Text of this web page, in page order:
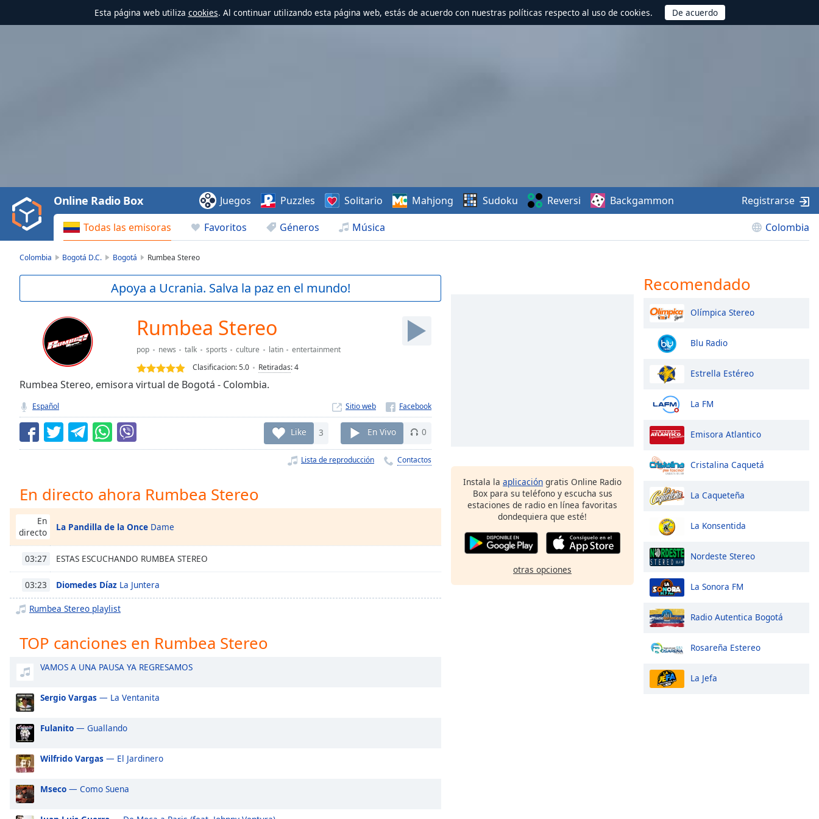
Esta página web utiliza cookies. Al continuar utilizando esta página web, estás de acuerdo con nuestras políticas respecto al uso de cookies.
Video
Play
Backward
Skip
Current
TypeLIVE
live,
currently
behind
LIVE
Remaining
Playback
Chapters
Descriptions
selected
Subtitles
subtitles
settings
subtitles
settings
dialog
subtitles
off
selected
Todas las emisoras Favoritos Géneros Música Colombia
Online Radio Box Juegos Puzzles Solitario Mahjong Sudoku Reversi Backgammon Registrarse
Colombia Bogotá D.C. Bogotá Rumbea Stereo
Apoya a Ucrania. Salva la paz en el mundo!
Rumbea Stereo
pop news talk sports culture latin
entertainment
Clasificacion:5.0 Retiradas:4
Rumbea Stereo, emisora virtual de Bogotá - Colombia.
Español Sitio web
Like 3 En Vivo 0
Lista de reproducción Contactos
En directo ahora Rumbea Stereo
En
directo
La Pandilla de la Once Dame
03:27 ESTAS ESCUCHANDO RUMBEA STEREO
03:23 Diomedes Díaz La Juntera
Rumbea Stereo playlist
TOP canciones en Rumbea Stereo
VAMOS A UNA PAUSA YA REGRESAMOS
Sergio Vargas — La Ventanita
Fulanito — Guallando
Wilfrido Vargas — El Jardinero
Mseco — Como Suena
Instala la aplicación gratis Online Radio
Box para su teléfono y escucha sus
estaciones de radio en línea favoritas
dondequiera que esté!
otras opciones
Recomendado
Olímpica Stereo
Blu Radio
Estrella Estéreo
La FM
Emisora Atlantico
Cristalina Caquetá
La Caqueteña
La Konsentida
Nordeste Stereo
La Sonora FM
Radio Autentica Bogotá
Rosareña Estereo
La Jefa